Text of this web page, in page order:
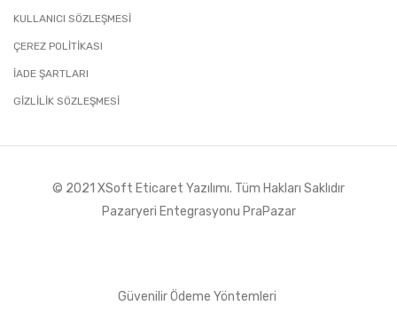
KULLANICI SÖZLEŞMESİ
ÇEREZ POLİTİKASI
İADE ŞARTLARI
GIZLILIK SÖZLEŞMESI
© 2021 XSoft Eticaret Yazılımı. Tüm Hakları Saklıdır
Pazaryeri Entegrasyonu PraPazar
Güvenilir Ödeme Yöntemleri